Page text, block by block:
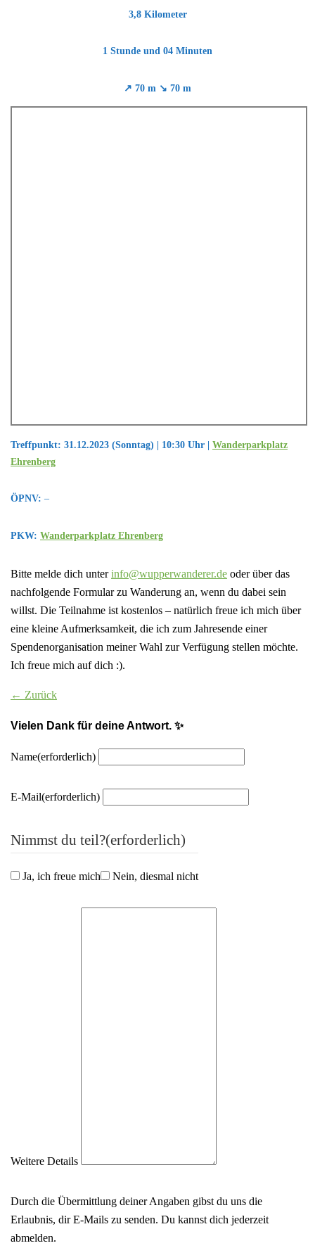
3,8 Kilometer
1 Stunde und 04 Minuten
↗ 70 m ↘ 70 m
Treffpunkt: 31.12.2023 (Sonntag) | 10:30 Uhr | Wanderparkplatz
Ehrenberg
ÖPNV: –
PKW: Wanderparkplatz Ehrenberg
Bitte melde dich unterinfo@wupperwanderer.de oder über das
nachfolgende Formular zu Wanderung an, wenn du dabei sein
willst. Die Teilnahme ist kostenlos – natürlich freue ich mich über
eine kleine Aufmerksamkeit, die ich zum Jahresende einer
Spendenorganisation meiner Wahl zur Verfügung stellen möchte.
Ich freue mich auf dich :).
← Zurück
Vielen Dank für deine Antwort. ✨
Name(erforderlich)
E-Mail(erforderlich)
Nimmst du teil?(erforderlich)
Ja, ich freue mich Nein, diesmal nicht
Weitere Details
Durch die Übermittlung deiner Angaben gibst du uns die
Erlaubnis, dir E-Mails zu senden. Du kannst dich jederzeit
abmelden.